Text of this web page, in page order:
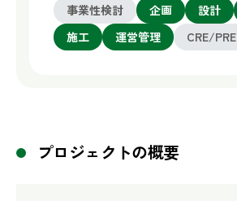
事業性検討 企画 設計
施工
運営管理 CRE/PRE
プロジェクトの概要